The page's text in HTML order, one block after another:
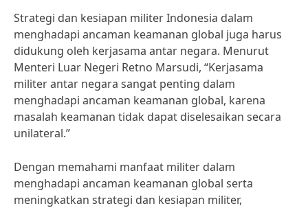
Strategi dan kesiapan militer Indonesia dalam
menghadapi ancaman keamanan global juga harus
didukung oleh kerjasama antar negara. Menurut
Menteri Luar Negeri Retno Marsudi, “Kerjasama
militer antar negara sangat penting dalam
menghadapi ancaman keamanan global, karena
masalah keamanan tidak dapat diselesaikan secara
unilateral.”
Dengan memahami manfaat militer dalam
menghadapi ancaman keamanan global serta
meningkatkan strategi dan kesiapan militer,